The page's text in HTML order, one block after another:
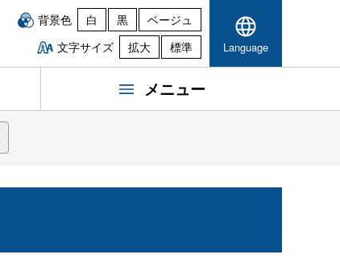
背景色 白 黒
ベージュ
文字サイズ
拡大 標準 Language
メニュー